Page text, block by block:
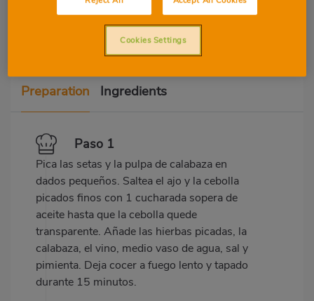
Preparation Ingredients
Paso 1
Pica las setas y la pulpa de calabaza en
dados pequeños. Saltea el ajo y la cebolla
picados finos con 1 cucharada sopera de
aceite hasta que la cebolla quede
transparente. Añade las hierbas picadas, la
calabaza, el vino, medio vaso de agua, sal y
pimienta. Deja cocer a fuego lento y tapado
durante 15 minutos.
Cookies Settings